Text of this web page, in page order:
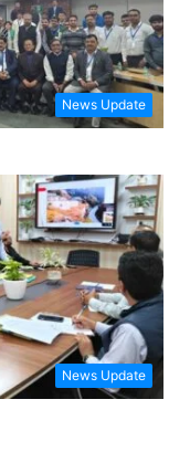
News Update
News Update